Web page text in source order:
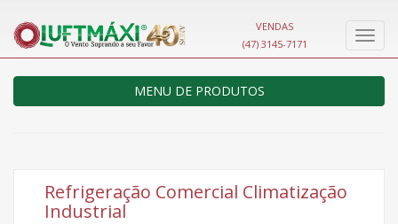
VENDAS
(47) 3145-7171
MENU DE PRODUTOS
Refrigeração Comercial Climatização
Industrial